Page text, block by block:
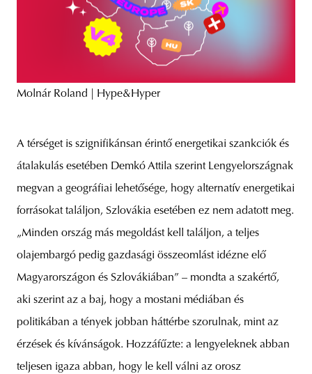
Molnár Roland | Hype&Hyper
A térséget is szignifikánsan érintő energetikai szankciók és
átalakulás esetében Demkó Attila szerint Lengyelországnak
megvan a geográfiai lehetősége, hogy alternatív energetikai
forrásokat találjon, Szlovákia esetében ez nem adatott meg.
„Minden ország más megoldást kell találjon, a teljes
olajembargó pedig gazdasági összeomlást idézne elő
Magyarországon és Szlovákiában” – mondta a szakértő,
aki szerint az a baj, hogy a mostani médiában és
politikában a tények jobban háttérbe szorulnak, mint az
érzések és kívánságok. Hozzáfűzte: a lengyeleknek abban
teljesen igaza abban, hogy le kell válni az orosz